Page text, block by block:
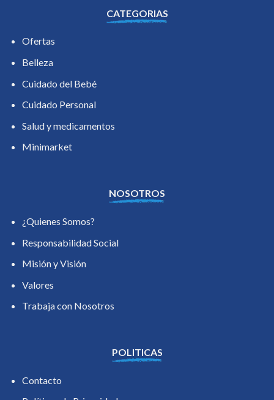
CATEGORIAS
Ofertas
Belleza
Cuidado del Bebé
Cuidado Personal
Salud y medicamentos
Minimarket
NOSOTROS
¿Quienes Somos?
Responsabilidad Social
Misión y Visión
Valores
Trabaja con Nosotros
POLITICAS
Contacto